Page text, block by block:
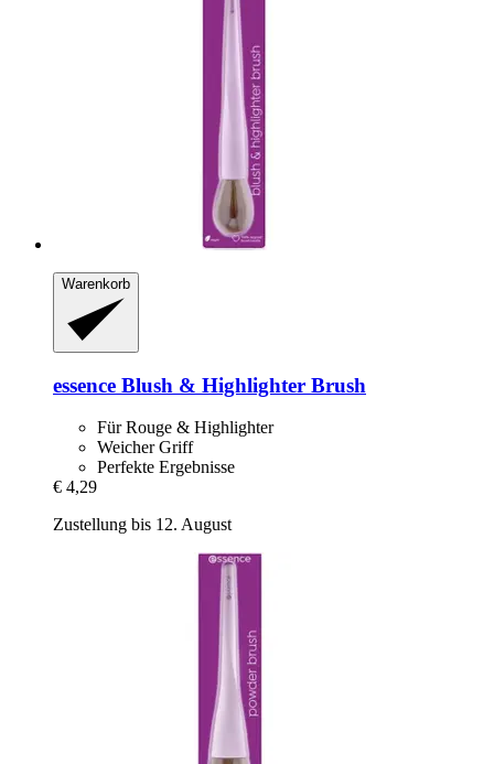
Warenkorb
essence Blush & Highlighter Brush
Für Rouge & Highlighter
Weicher Griff
Perfekte Ergebnisse
€ 4,29
Zustellung bis 12. August